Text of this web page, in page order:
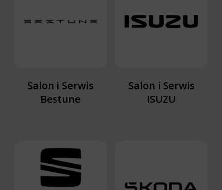
Salon i Serwis
Bestune
Salon i Serwis
ISUZU